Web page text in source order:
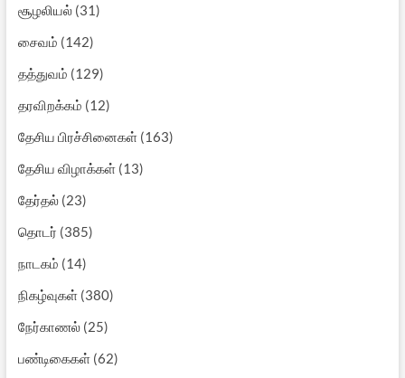
சூழலியல்(31)
சைவம் (142)
தத்துவம் (129)
தரவிறக்கம் (12)
தேசிய பிரச்சினைகள்(163)
தேசிய விழாக்கள்(13)
தேர்தல்(23)
தொடர் (385)
நாடகம் (14)
நிகழ்வுகள்(380)
நேர்காணல்(25)
பண்டிகைகள்(62)